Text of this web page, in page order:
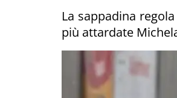
La sappadina
più attardate